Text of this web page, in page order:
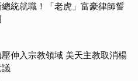
統就職！「老虎」富豪律師誓
伸入宗教領域 美天主教取消楊